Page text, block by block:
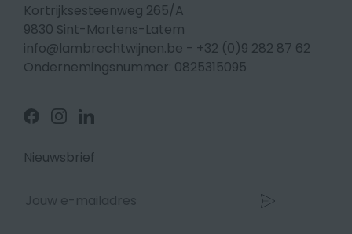
Kortrijksesteenweg 265/A
9830 Sint-Martens-Latem
info@lambrechtwijnen.be - +32 (0)9 282 87 62
Ondernemingsnummer: 0825315095
Volg
ons
Facebook
Volg
ons
Instagram
Volg
ons
Linkedin
Nieuwsbrief